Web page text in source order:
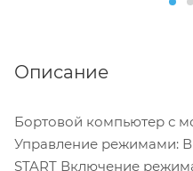
Описание
Бортовой компьютер с
Управление режимами:
START Включение